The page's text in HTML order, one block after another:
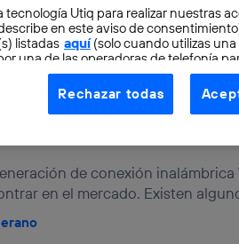
supuso entonces un gran salto
Sánchez
las novedades de la
de conexión inalámbrica
en el mercado. Existen
tecnología Utiq para realizar nuestras
en este aviso de
listadas aquí(solo cuando utilizas una
una de las operadoras de telefonía
web).
privacidad como prioridad
de la cuenta de cliente de
ej., número de teléfono móvil).
de internet, por lo que cualquier
Rechazar todas